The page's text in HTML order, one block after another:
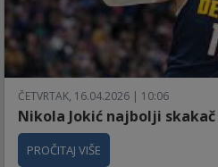
ČETVRTAK, 16.04.2026 | 10:06
Nikola Jokić najbolji
PROČITAJ VIŠE